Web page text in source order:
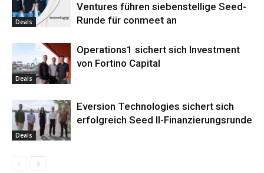
Deals
Ventures führen siebenstellige Seed-
Runde für conmeet an
Deals
Operations1 sichert sich Investment
von Fortino Capital
Deals
Eversion Technologies sichert sich
erfolgreich Seed II-Finanzierungsrunde